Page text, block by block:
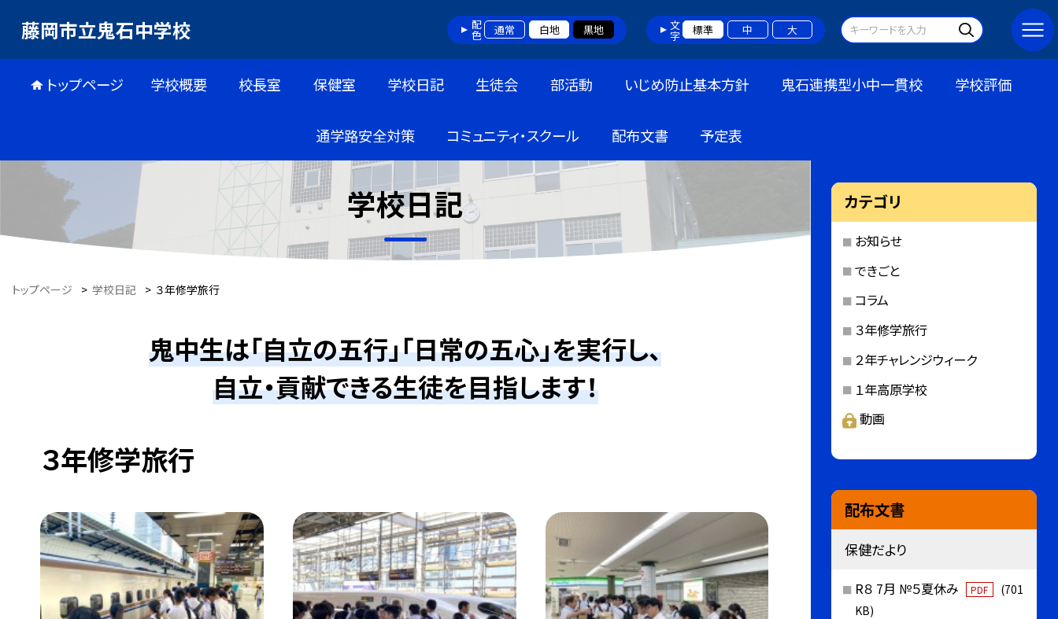
藤岡市立鬼石中学校 配色 通常 白地 黒地 文字 標準 中 大
トップページ 学校概要 校長室 保健室 学校日記 生徒会 部活動 いじめ防止基本方針 鬼石連携型小中一貫校 学校評価
通学路安全対策 コミュニティ・スクール 配布文書 予定表
学校日記
トップページ > 学校日記 > ３年修学旅行
鬼中生は「自立の五行」「日常の五心」を実行し、
自立・貢献できる生徒を目指します！
３年修学旅行
カテゴリ
お知らせ
できごと
コラム
３年修学旅行
２年チャレンジウィーク
１年高原学校
動画
配布文書
保健だより
R８ 7月 №５夏休み PDF
(701
KB)